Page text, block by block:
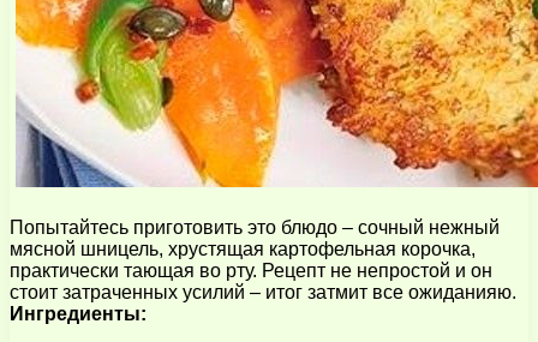
Попытайтесь приготовить это блюдо – сочный нежный
мясной шницель, хрустящая картофельная корочка,
практически тающая во рту. Рецепт не непростой и он
стоит затраченных усилий – итог затмит все ожиданияю.
Ингредиенты: